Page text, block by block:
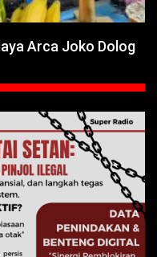
Arca Joko Dolog